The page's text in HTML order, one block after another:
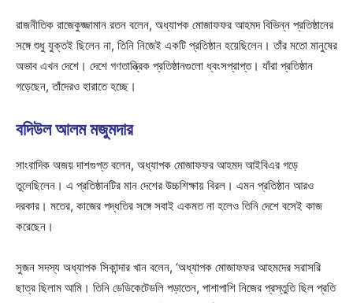
রাজনীতিক রাজেকুজ্জামান রতন বলেন, অধ্যাপক মোজাফফর আহমদ বিভিন্ন প্রতিষ্ঠানের
সঙ্গে শুধু যুক্তই ছিলেন না, তিনি নিজেই একটি প্রতিষ্ঠান হয়েছিলেন। তাঁর মতো মানুষের
অভাব এখন দেশে। দেশে গণতান্ত্রিক প্রতিষ্ঠানগুলো ধ্বংসপ্রাপ্ত। যাঁরা প্রতিষ্ঠান
গড়েছেন, তাঁদেরও হারাতে হচ্ছে।
বদিউল আলম মজুমদার
সাংবাদিক অজয় দাশগুপ্ত বলেন, অধ্যাপক মোজাফফর আহমদ আইবিএর গড়ে
তুলেছিলেন। এ প্রতিষ্ঠানটির মান দেশের উচ্চশিক্ষায় বিরল। এমন প্রতিষ্ঠান আরও
দরকার। মতের, কাজের পদ্ধতির সঙ্গে সবাই একমত না হলেও তিনি দেশে বসেই কাজ
করেছেন।
সুজন সদস্য অধ্যাপক সিকান্দার খান বলেন, ‘অধ্যাপক মোজাফফর আহমদের সরাসরি
ছাত্র ছিলাম আমি। তিনি ডেডিকেটেডলি পড়াতেন, পাশাপাশি নিজের প্রস্তুতি ছিল প্রতি